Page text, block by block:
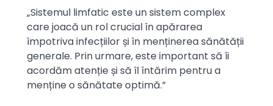
„Sistemul limfatic este un sistem complex
care joacă un rol crucial în apărarea
împotriva infecțiilor și în menținerea sănătății
generale. Prin urmare, este important să îi
acordăm atenție și să îl întărim pentru a
menține o sănătate optimă.”